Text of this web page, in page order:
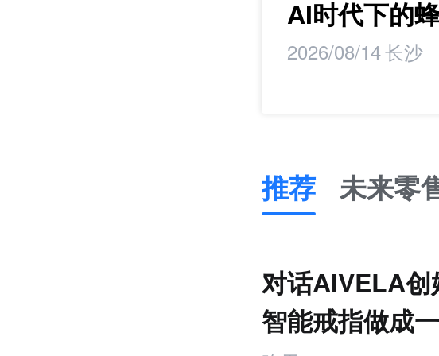
AI时代下的
2026/08/14长沙
推荐 未来零
未
来
零
售
对话AIVELA
智能戒指做成